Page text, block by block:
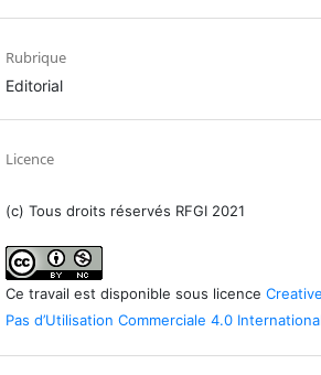
Rubrique
Editorial
Licence
(c) Tous droits réservés RFGI 2021
Ce travail est disponible sous licence
Pas d’Utilisation Commerciale 4.0 International